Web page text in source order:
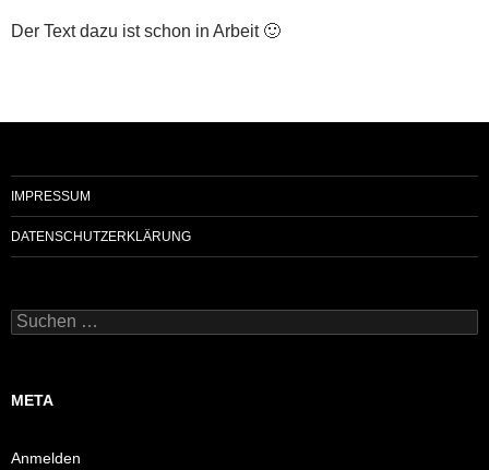
Der Text dazu ist schon in Arbeit 🙂
IMPRESSUM
DATENSCHUTZERKLÄRUNG
Suchen
nach:
META
Anmelden